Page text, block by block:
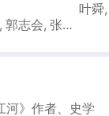
张颖, 郭志会, 张珊珊著
叶舜
河》作者、史学